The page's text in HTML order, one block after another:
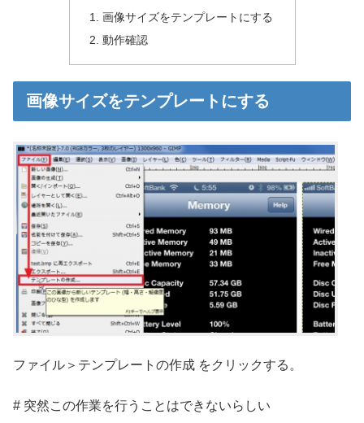
画像サイズをテンプレートにする
動作確認
画像サイズをテンプレートにする
ファイル＞テンプレートの作成 をクリックする。
# 突然この作業を行うことはできないらしい